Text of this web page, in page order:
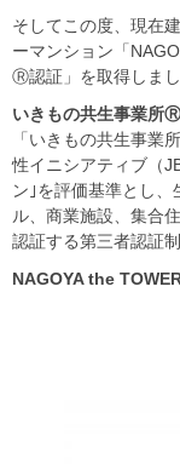
そしてこの度、現在
ーマンション「
Ⓡ認証」を取得しまし
いきもの共生事業所
「いきもの共生事業
性イニシアティブ（
ン｣を評価基準とし
ル、商業施設、集合
認証する第三者認証
NAGOYA the